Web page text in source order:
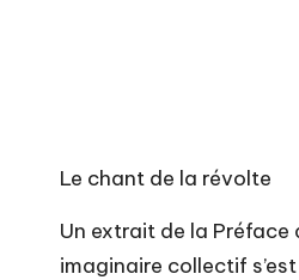
Le chant de la révolte
Un extrait de la Préface
imaginaire collectif